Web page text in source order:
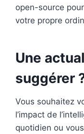
open-source
votre propre
Une
suggérer
Vous souhaitez
l’impact de
quotidien ou